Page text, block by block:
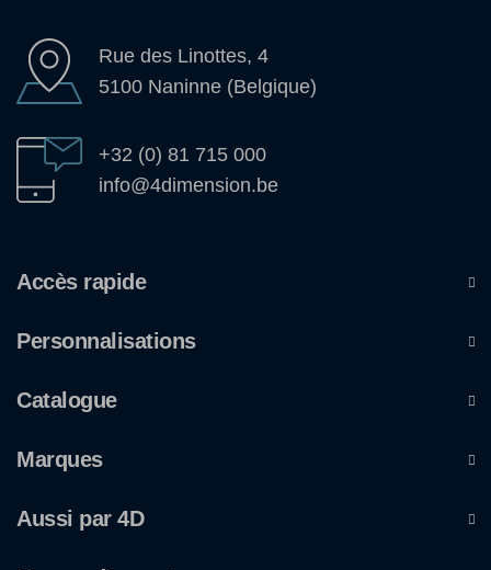
Rue des Linottes, 4
5100 Naninne (Belgique)
+32 (0) 81 715 000
info@4dimension.be
Accès rapide
Personnalisations
Catalogue
Marques
Aussi par 4D